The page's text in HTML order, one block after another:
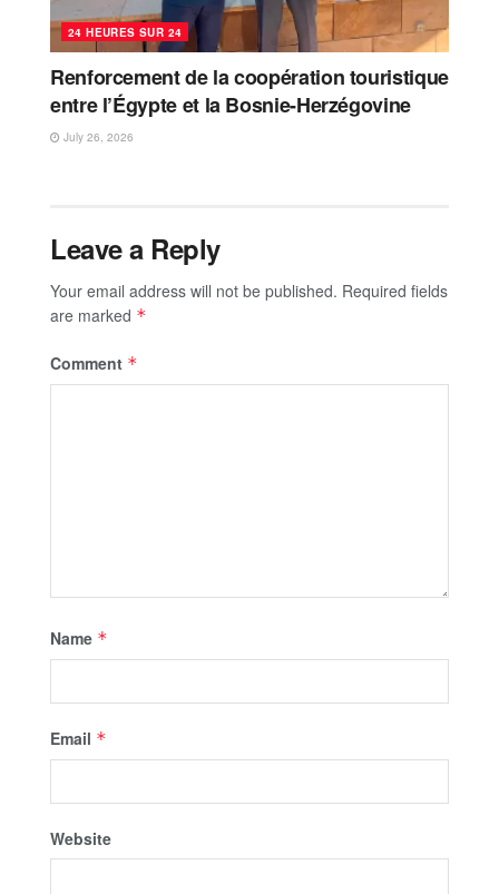
24 HEURES SUR 24
Renforcement de la coopération touristique
entre l’Égypte et la Bosnie-Herzégovine
July 26, 2026
Leave a Reply
Your email address will not be published. Required fields
are marked *
Comment *
Name *
Email *
Website